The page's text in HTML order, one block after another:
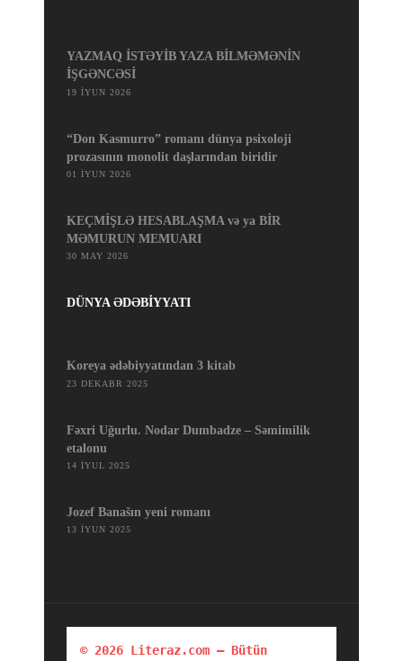
YAZMAQ İSTƏYİB YAZA BİLMƏMƏNİN
İŞGƏNCƏSİ
19 İYUN 2026
“Don Kasmurro” romanı dünya psixoloji
prozasının monolit daşlarından biridir
01 İYUN 2026
KEÇMİŞLƏ HESABLAŞMA və ya BİR
MƏMURUN MEMUARI
30 MAY 2026
DÜNYA ƏDƏBİYYATI
Koreya ədəbiyyatından 3 kitab
23 DEKABR 2025
Fəxri Uğurlu. Nodar Dumbadze – Səmimilik
etalonu
14 İYUL 2025
Jozef Banašın yeni romanı
13 İYUN 2025
© 2026 Literaz.com — Bütün